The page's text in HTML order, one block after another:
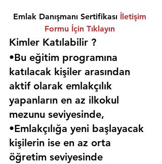
Emlak Danışmanı Sertifikası İletişim
Formu İçin Tıklayın
Kimler Katılabilir ?
•Bu eğitim programına
katılacak kişiler arasından
aktif olarak emlakçılık
yapanların en az ilkokul
mezunu seviyesinde,
•Emlakçılığa yeni başlayacak
kişilerin ise en az orta
öğretim seviyesinde